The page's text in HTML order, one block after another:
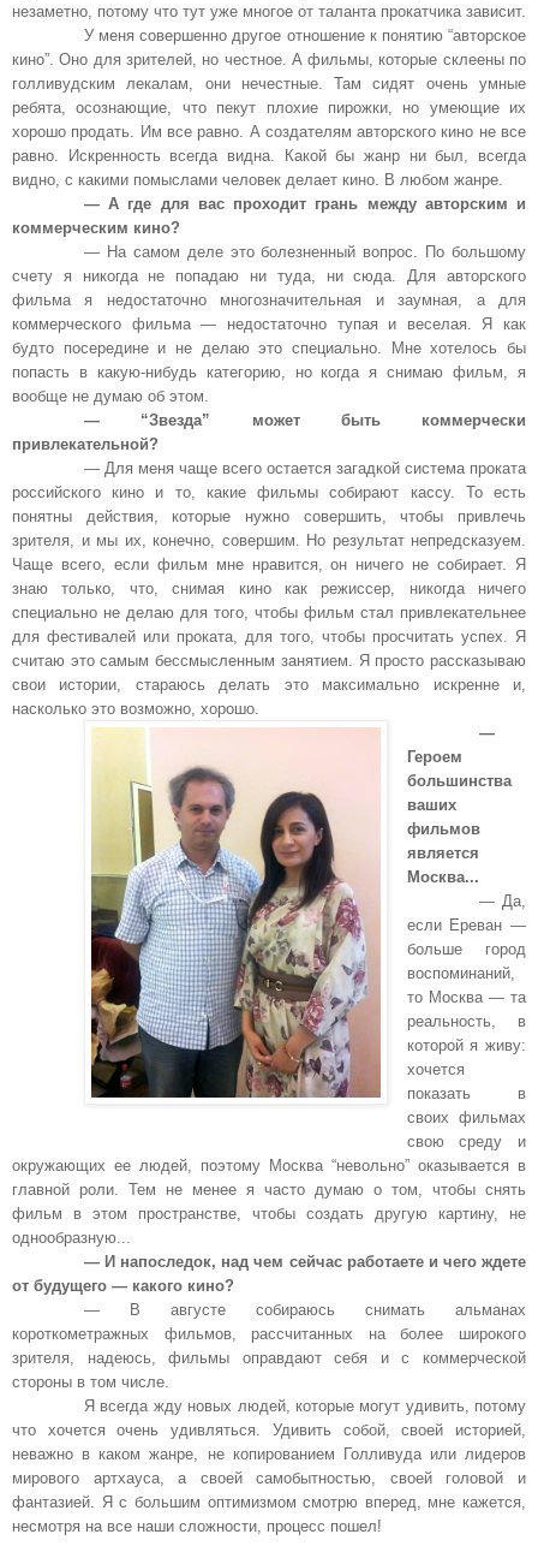
незаметно, потому что тут уже многое от таланта прокатчика зависит.
У меня совершенно другое отношение к понятию “авторское
кино”. Оно для зрителей, но честное. А фильмы, которые склеены по
голливудским лекалам, они нечестные. Там сидят очень умные
ребята, осознающие, что пекут плохие пирожки, но умеющие их
хорошо продать. Им все равно. А создателям авторского кино не все
равно. Искренность всегда видна. Какой бы жанр ни был, всегда
видно, с какими помыслами человек делает кино. В любом жанре.
— А где для вас проходит грань между авторским и
коммерческим кино?
— На самом деле это болезненный вопрос. По большому
счету я никогда не попадаю ни туда, ни сюда. Для авторского
фильма я недостаточно многозначительная и заумная, а для
коммерческого фильма — недостаточно тупая и веселая. Я как
будто посередине и не делаю это специально. Мне хотелось бы
попасть в какую-нибудь категорию, но когда я снимаю фильм, я
вообще не думаю об этом.
— “Звезда” может быть коммерчески
привлекательной?
— Для меня чаще всего остается загадкой система проката
российского кино и то, какие фильмы собирают кассу. То есть
понятны действия, которые нужно совершить, чтобы привлечь
зрителя, и мы их, конечно, совершим. Но результат непредсказуем.
Чаще всего, если фильм мне нравится, он ничего не собирает. Я
знаю только, что, снимая кино как режиссер, никогда ничего
специально не делаю для того, чтобы фильм стал привлекательнее
для фестивалей или проката, для того, чтобы просчитать успех. Я
считаю это самым бессмысленным занятием. Я просто рассказываю
свои истории, стараюсь делать это максимально искренне и,
насколько это возможно, хорошо.
—
Героем
большинства
ваших
фильмов
является
Москва...
— Да,
если Ереван —
больше город
воспоминаний,
то Москва — та
реальность, в
которой я живу:
хочется
показать в
своих фильмах
свою среду и
окружающих ее людей, поэтому Москва “невольно” оказывается в
главной роли. Тем не менее я часто думаю о том, чтобы снять
фильм в этом пространстве, чтобы создать другую картину, не
однообразную...
— И напоследок, над чем сейчас работаете и чего ждете
от будущего — какого кино?
— В августе собираюсь снимать альманах
короткометражных фильмов, рассчитанных на более широкого
зрителя, надеюсь, фильмы оправдают себя и с коммерческой
стороны в том числе.
Я всегда жду новых людей, которые могут удивить, потому
что хочется очень удивляться. Удивить собой, своей историей,
неважно в каком жанре, не копированием Голливуда или лидеров
мирового артхауса, а своей самобытностью, своей головой и
фантазией. Я с большим оптимизмом смотрю вперед, мне кажется,
несмотря на все наши сложности, процесс пошел!